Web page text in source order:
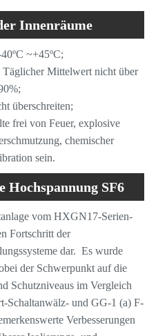
Innenräume
isoliertes
~+45ºC;
Mittelwert nicht über
überschreiten;
frei von Feuer, explosive
chemischer
sein.
Hochspannung SF6
vom HXGN17-Serien-
Fortschritt der
dar. Es wurde
der Schwerpunkt auf die
Schutzniveaus im Vergleich
Schaltanwälz- und GG-1 (a) F-
Verbesserungen